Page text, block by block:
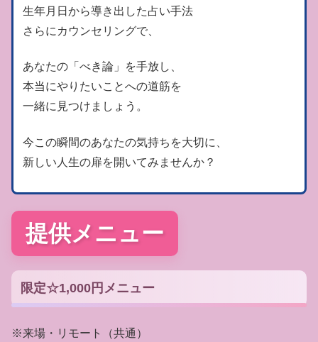
生年月日から導き出した占い手法
さらにカウンセリングで、
あなたの「べき論」を手放し、
本当にやりたいことへの道筋を
一緒に見つけましょう。
今この瞬間のあなたの気持ちを大切に、
新しい人生の扉を開いてみませんか？
提供メニュー
限定☆1,000円メニュー
※来場・リモート（共通）